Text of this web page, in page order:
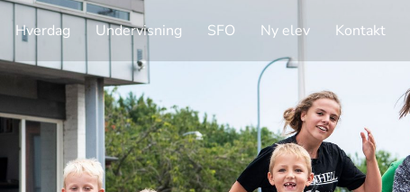
Hverdag Undervisning SFO Ny elev Kontakt